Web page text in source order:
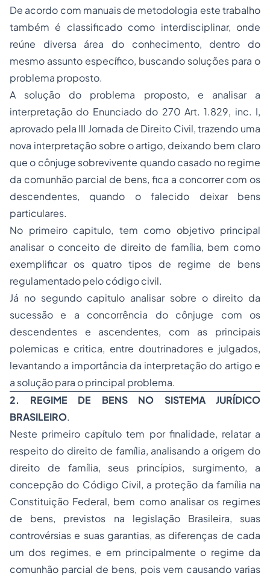
De acordo com manuais de metodologia este trabalho
também é classificado como interdisciplinar, onde
reúne diversa área do conhecimento, dentro do
mesmo assunto específico, buscando soluções para o
problema proposto.
A solução do problema proposto, e analisar a
interpretação do Enunciado do 270 Art. 1.829, inc. I,
aprovado pela III Jornada de Direito Civil, trazendo uma
nova interpretação sobre o artigo, deixando bem claro
que o cônjuge sobrevivente quando casado no regime
da comunhão parcial de bens, fica a concorrer com os
descendentes, quando o falecido deixar bens
particulares.
No primeiro capitulo, tem como objetivo principal
analisar o conceito de direito de família, bem como
exemplificar os quatro tipos de regime de bens
regulamentado pelo código civil.
Já no segundo capitulo analisar sobre o direito da
sucessão e a concorrência do cônjuge com os
descendentes e ascendentes, com as principais
polemicas e critica, entre doutrinadores e julgados,
levantando a importância da interpretação do artigo e
a solução para o principal problema.
2. REGIME DE BENS NO SISTEMA JURÍDICO
BRASILEIRO.
Neste primeiro capítulo tem por finalidade, relatar a
respeito do direito de família, analisando a origem do
direito de família, seus princípios, surgimento, a
concepção do Código Civil, a proteção da família na
Constituição Federal, bem como analisar os regimes
de bens, previstos na legislação Brasileira, suas
controvérsias e suas garantias, as diferenças de cada
um dos regimes, e em principalmente o regime da
comunhão parcial de bens, pois vem causando varias